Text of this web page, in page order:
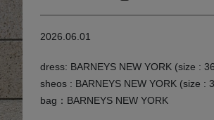
2026.06.01
dress: BARNEYS NEW YORK (size :
sheos : BARNEYS NEW YORK (size :
bag：BARNEYS NEW YORK